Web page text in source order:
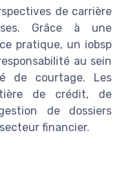
de carrière
Grâce à une
pratique, un iobsp
au sein
de courtage. Les
de crédit, de
de dossiers
financier.